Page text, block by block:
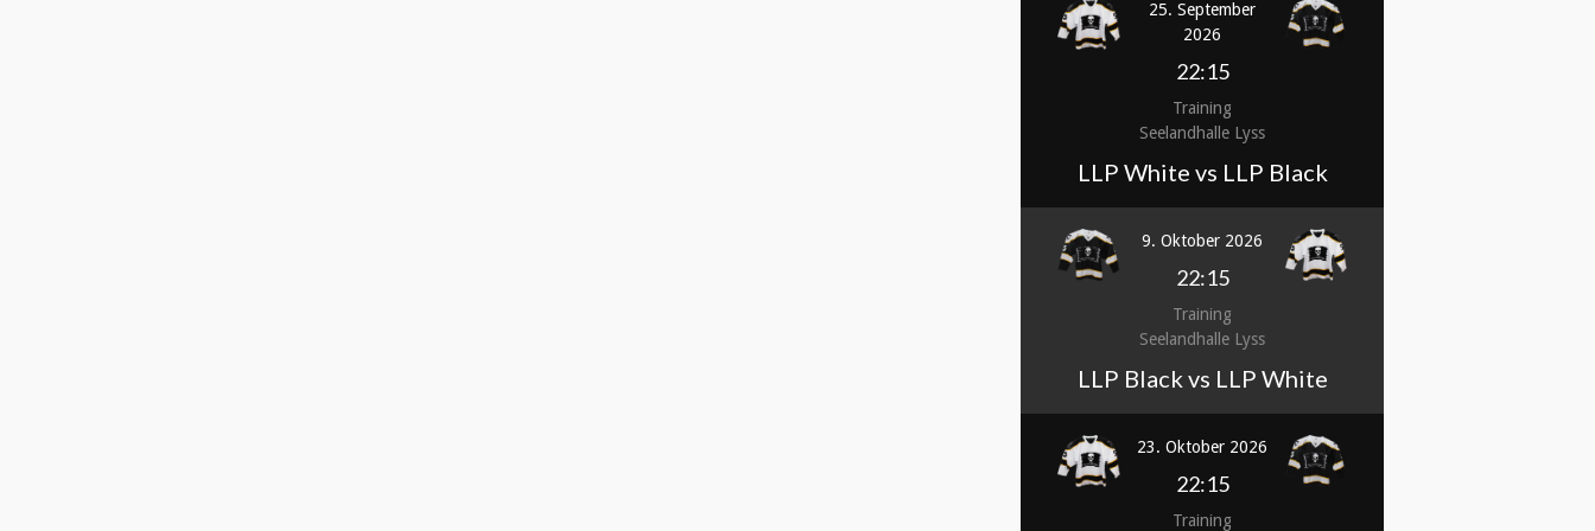
25. September
2026
22:15
Training
Seelandhalle Lyss
LLP White vs LLP Black
9. Oktober 2026
22:15
Training
Seelandhalle Lyss
LLP Black vs LLP White
23. Oktober 2026
22:15
Training